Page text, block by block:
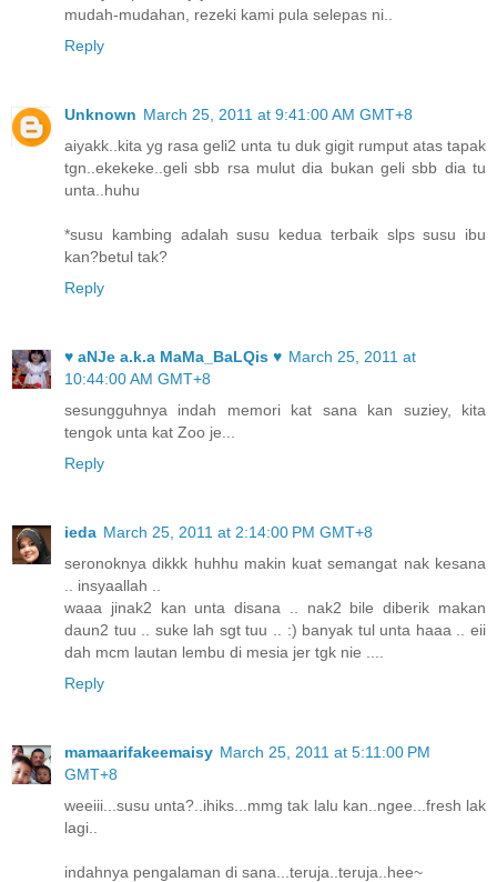
mudah-mudahan, rezeki kami pula selepas ni..
Reply
Unknown March 25, 2011 at 9:41:00 AM GMT+8
aiyakk..kita yg rasa geli2 unta tu duk gigit rumput atas tapak
tgn..ekekeke..geli sbb rsa mulut dia bukan geli sbb dia tu
unta..huhu
*susu kambing adalah susu kedua terbaik slps susu ibu
kan?betul tak?
Reply
♥ aNJe a.k.a MaMa_BaLQis ♥ March 25, 2011 at
10:44:00 AM GMT+8
sesungguhnya indah memori kat sana kan suziey, kita
tengok unta kat Zoo je...
Reply
ieda March 25, 2011 at 2:14:00 PM GMT+8
seronoknya dikkk huhhu makin kuat semangat nak kesana
.. insyaallah ..
waaa jinak2 kan unta disana .. nak2 bile diberik makan
daun2 tuu .. suke lah sgt tuu .. :) banyak tul unta haaa .. eii
dah mcm lautan lembu di mesia jer tgk nie ....
Reply
mamaarifakeemaisy March 25, 2011 at 5:11:00 PM
GMT+8
weeiii...susu unta?..ihiks...mmg tak lalu kan..ngee...fresh lak
lagi..
indahnya pengalaman di sana...teruja..teruja..hee~